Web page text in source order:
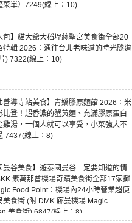
菜單）7249(線上：10)
包】貓大爺大稻埕慈聖宮美食街全部20
特輯 2026：通往台北老味道的時光隧道
) 7322(線上：10)
善導寺站美食】青嬌膠原麵館 2026：米
比登！超香濃的蟹黃麵、充滿膠原蛋白
雞湯，一個人就可以享受，小菜強大不
7437(線上：8)
曼谷美食】遊泰國曼谷一定要知道的情
素萬那普機場奇蹟美食街全部17家攤
Food Point：機場內24小時營業超便
美食街 (附 DMK 廊曼機場 Magic
美食街) 6847(線上：8)